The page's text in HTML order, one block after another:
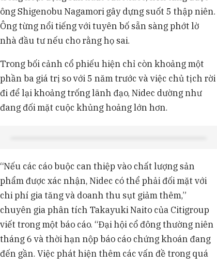
ông Shigenobu Nagamori gây dựng suốt 5 thập niên.
Ông từng nổi tiếng với tuyên bố sẵn sàng phớt lờ
nhà đầu tư nếu cho rằng họ sai.
Trong bối cảnh cổ phiếu hiện chỉ còn khoảng một
phần ba giá trị so với 5 năm trước và việc chủ tịch rời
đi để lại khoảng trống lãnh đạo, Nidec dường như
đang đối mặt cuộc khủng hoảng lớn hơn.
“Nếu các cáo buộc can thiệp vào chất lượng sản
phẩm được xác nhận, Nidec có thể phải đối mặt với
chi phí gia tăng và doanh thu sụt giảm thêm,”
chuyên gia phân tích Takayuki Naito của Citigroup
viết trong một báo cáo. “Đại hội cổ đông thường niên
tháng 6 và thời hạn nộp báo cáo chứng khoán đang
đến gần. Việc phát hiện thêm các vấn đề trong quá